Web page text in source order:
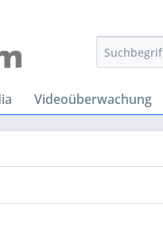
Videoüberwachung